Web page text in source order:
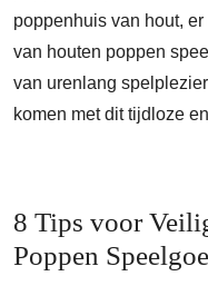
poppenhuis van hout,
van houten poppen
van urenlang
komen met dit tijdloze
8 Tips voor
Poppen